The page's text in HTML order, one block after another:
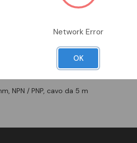
NPN / PNP, cavo da 5 m
Network Error
OK